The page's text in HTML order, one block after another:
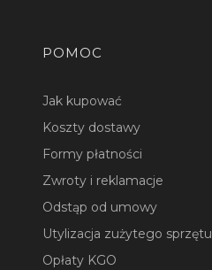
Linki w stopce
POMOC
Jak kupować
Koszty dostawy
Formy płatności
Zwroty i reklamacje
Odstąp od umowy
Utylizacja zużytego sprzętu
Opłaty KGO